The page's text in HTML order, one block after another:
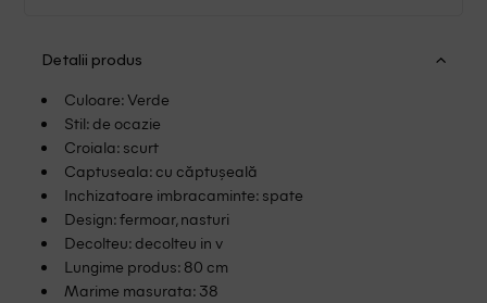
Detalii produs
Culoare: Verde
Stil: de ocazie
Croiala: scurt
Captuseala: cu căptușeală
Inchizatoare imbracaminte: spate
Design: fermoar, nasturi
Decolteu: decolteu in v
Lungime produs: 80 cm
Marime masurata: 38